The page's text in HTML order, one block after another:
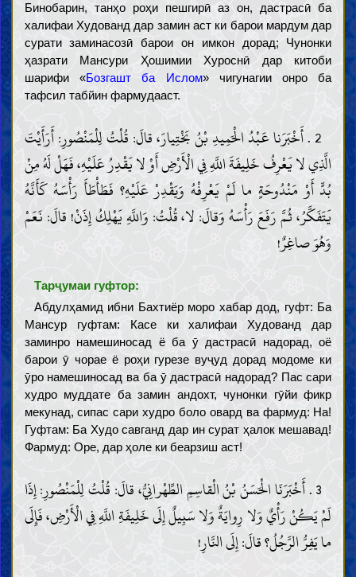
Бинобарин, танҳо роҳи пешгирӣ аз он, дастрасӣ ба
халифаи Худованд дар замин аст ки барои мардум дар
сурати заминасозӣ барои он имкон дорад; Чунонки
ҳазрати Мансури Ҳошимии Хуроснӣ дар китоби
шарифи «Бозгашт ба Ислом» чигунагии онро ба
тафсил табйин фармудааст.
2 . أَخْبَرَنا عَبْدُ الْحَمِيدِ بْنُ بَخْتِيارَ، قالَ: قُلْتُ لِلْمَنْصُورِ: أَرَأَيْتَ
الَّذِي لا يَعْرِفُ خَلِيفَةَ اللَّهِ فِي الْأَرْضِ أَوْ لا يَقْدِرُ عَلَيْهِ، فَهَلْ لَهُ مِنْ
بُدٍّ أَوْ مَنْدُوحَةٍ ما لَمْ يَعْرِفْهُ وَيَقْدِرْ عَلَيْهِ؟ فَطَأْطَأَ رَأْسَهُ كَأَنَّهُ
يَتَفَكَّرُ، ثُمَّ رَفَعَ رَأْسَهُ وَقالَ: لا، قُلْتُ: وَاللَّهِ يَهْلِكُ إِذَنْ! قالَ: نَعَمْ
وَهُوَ صاغِرٌ!
Тарҷумаи гуфтор:
Абдулҳамид ибни Бахтиёр моро хабар дод, гуфт: Ба
Мансур гуфтам: Касе ки халифаи Худованд дар
заминро намешиносад ё ба ӯ дастрасӣ надорад, оё
барои ӯ чорае ё роҳи гурезе вуҷуд дорад модоме ки
ӯро намешиносад ва ба ӯ дастрасӣ надорад? Пас сари
худро муддате ба замин андохт, чунонки гӯйи фикр
мекунад, сипас сари худро боло овард ва фармуд: На!
Гуфтам: Ба Худо савганд дар ин сурат ҳалок мешавад!
Фармуд: Оре, дар ҳоле ки беарзиш аст!
3 . أَخْبَرَنَا الْحَسَنُ بْنُ الْقاسِمِ الطِّهْرانِيُّ، قالَ: قُلْتُ لِلْمَنْصُورِ: إِذَا
لَمْ يَكُنْ رَأْيٌ وَلا رِوايَةٌ وَلا سَبِيلٌ إِلَى خَلِيفَةِ اللَّهِ فِي الْأَرْضِ، فَإِلَى
ما يَفِرُّ الرَّجُلُ؟ قالَ: إِلَى النَّارِ!